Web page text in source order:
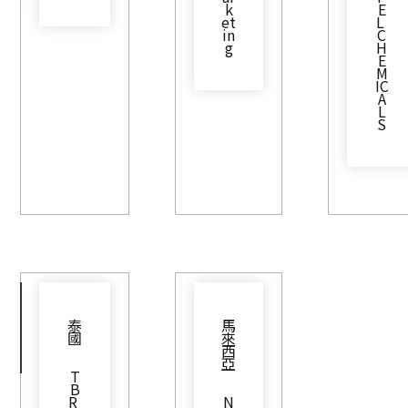
k
et
in
g
E
L
C
H
E
M
IC
A
L
S
泰
國
T
B
R
馬
來
西
亞
N